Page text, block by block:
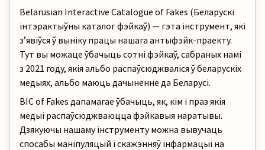
Belarusian Interactive Catalogue of Fakes (Беларускі
інтэрактыўны каталог фэйкаў) — гэта інструмент, які
зʼявіўся ў выніку працы нашага антыфэйк-праекту.
Тут вы можаце ўбачыць сотні фэйкаў, сабраных намі
з 2021 году, якія альбо распаўсюджваліся ў беларускіх
медыях, альбо маюць дачыненне да Беларусі.
BIC of Fakes дапамагае ўбачыць, як, кім і праз якія
медыі распаўсюджваюцца фэйкавыя наратывы.
Дзякуючы нашаму інструменту можна вывучаць
спосабы маніпуляцый і скажэнняў інфармацыі на